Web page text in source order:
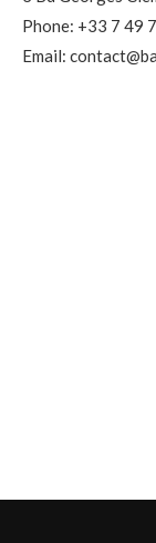
Phone: +33 7 49
Email: